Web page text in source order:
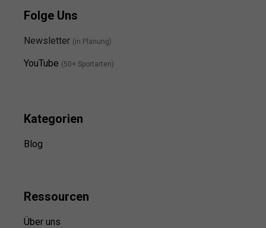
Folge Uns
Newsletter (in Planung)
YouTube (50+ Sportarten)
Kategorien
Blog
Ressourcen
Über uns